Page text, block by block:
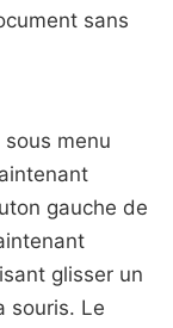
sans
menu
gauche de
glisser un
souris. Le